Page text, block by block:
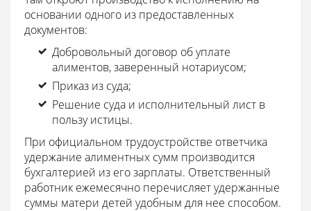
основании одного из предоставленных
документов:
Добровольный договор об уплате
алиментов, заверенный нотариусом;
Приказ из суда;
Решение суда и исполнительный лист в
пользу истицы.
При официальном трудоустройстве ответчика
удержание алиментных сумм производится
бухгалтерией из его зарплаты. Ответственный
работник ежемесячно перечисляет удержанные
суммы матери детей удобным для нее способом.